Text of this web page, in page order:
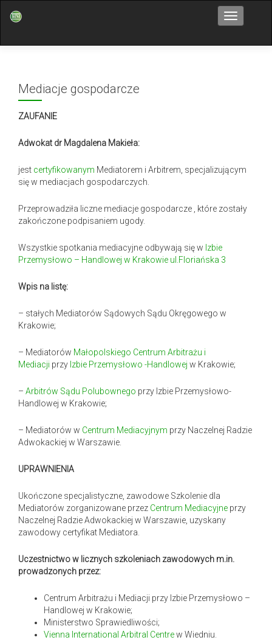
Przełącz
Mediacje gospodarcze
ZAUFANIE
Adwokat dr Magdalena Makieła:
jest certyfikowanym Mediatorem i Arbitrem, specjalizującym
się w mediacjach gospodarczych.
Przeprowadziła liczne mediacje gospodarcze , które zostały
zakończone podpisaniem ugody.
Wszystkie spotkania mediacyjne odbywają się w Izbie
Przemysłowo – Handlowej w Krakowie ul.Floriańska 3
Wpis na listę:
– stałych Mediatorów Sądowych Sądu Okręgowego w
Krakowie;
– Mediatorów Małopolskiego Centrum Arbitrażu i
Mediacji przy Izbie Przemysłowo -Handlowej w Krakowie;
– Arbitrów Sądu Polubownego przy Izbie Przemysłowo-
Handlowej w Krakowie;
– Mediatorów w Centrum Mediacyjnym przy Naczelnej Radzie
Adwokackiej w Warszawie.
UPRAWNIENIA
Ukończone specjalistyczne, zawodowe Szkolenie dla
Mediatorów zorganizowane przez Centrum Mediacyjne przy
Naczelnej Radzie Adwokackiej w Warszawie, uzyskany
zawodowy certyfikat Mediatora.
Uczestnictwo w licznych szkoleniach zawodowych m.in.
prowadzonych przez:
Centrum Arbitrażu i Mediacji przy Izbie Przemysłowo –
Handlowej w Krakowie;
Ministerstwo Sprawiedliwości;
Vienna International Arbitral Centrew Wiedniu.